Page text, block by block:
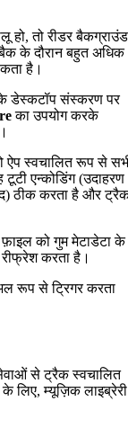
हो, तो रीडर बैकग्राउंड
के दौरान बहुत अधिक
है।
डेस्कटॉप संस्करण पर
का उपयोग करके
ऐप स्वचालित रूप से
टूटी एन्कोडिंग (उदाहरण
ठीक करता है और
को गुम मेटाडेटा के
करता है।
रूप से ट्रिगर करता
से ट्रैक स्वचालित
लिए, म्यूज़िक लाइब्रेरी